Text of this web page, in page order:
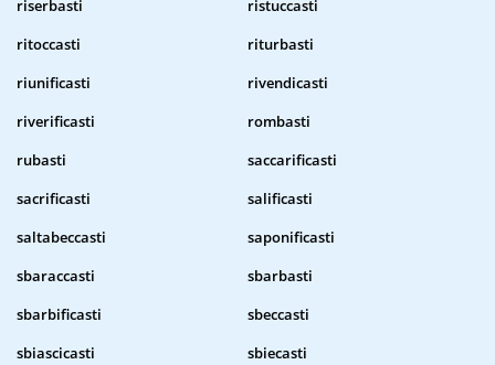
riserbasti
ristuccasti
ritoccasti
riturbasti
riunificasti
rivendicasti
riverificasti
rombasti
rubasti
saccarificasti
sacrificasti
salificasti
saltabeccasti
saponificasti
sbaraccasti
sbarbasti
sbarbificasti
sbeccasti
sbiascicasti
sbiecasti